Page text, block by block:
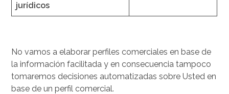
jurídicos
No vamos a elaborar perfiles comerciales en base de
la información facilitada y en consecuencia tampoco
tomaremos decisiones automatizadas sobre Usted en
base de un perfil comercial.